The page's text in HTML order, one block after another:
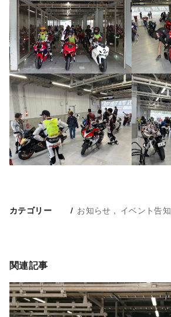
カテゴリー お知らせ イベント告知
関連記事